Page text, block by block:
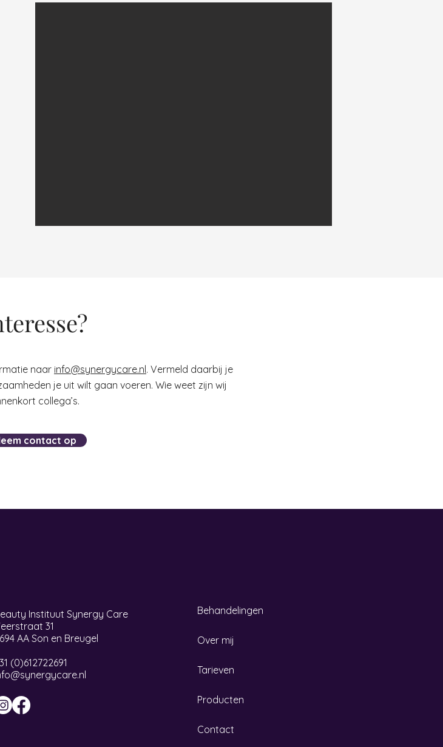
naar info@synergycare.nl. Vermeld daarbij je
je uit wilt gaan voeren. Wie weet zijn wij
collega’s.
contact op
Instituut Synergy Care
31
AA Son en Breugel
(0)612722691
Behandelingen
Over mij
Tarieven
Producten
Contact